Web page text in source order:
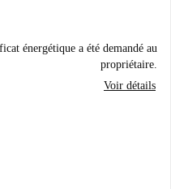
énergétique a été demandé au
propriétaire.
Voir détails